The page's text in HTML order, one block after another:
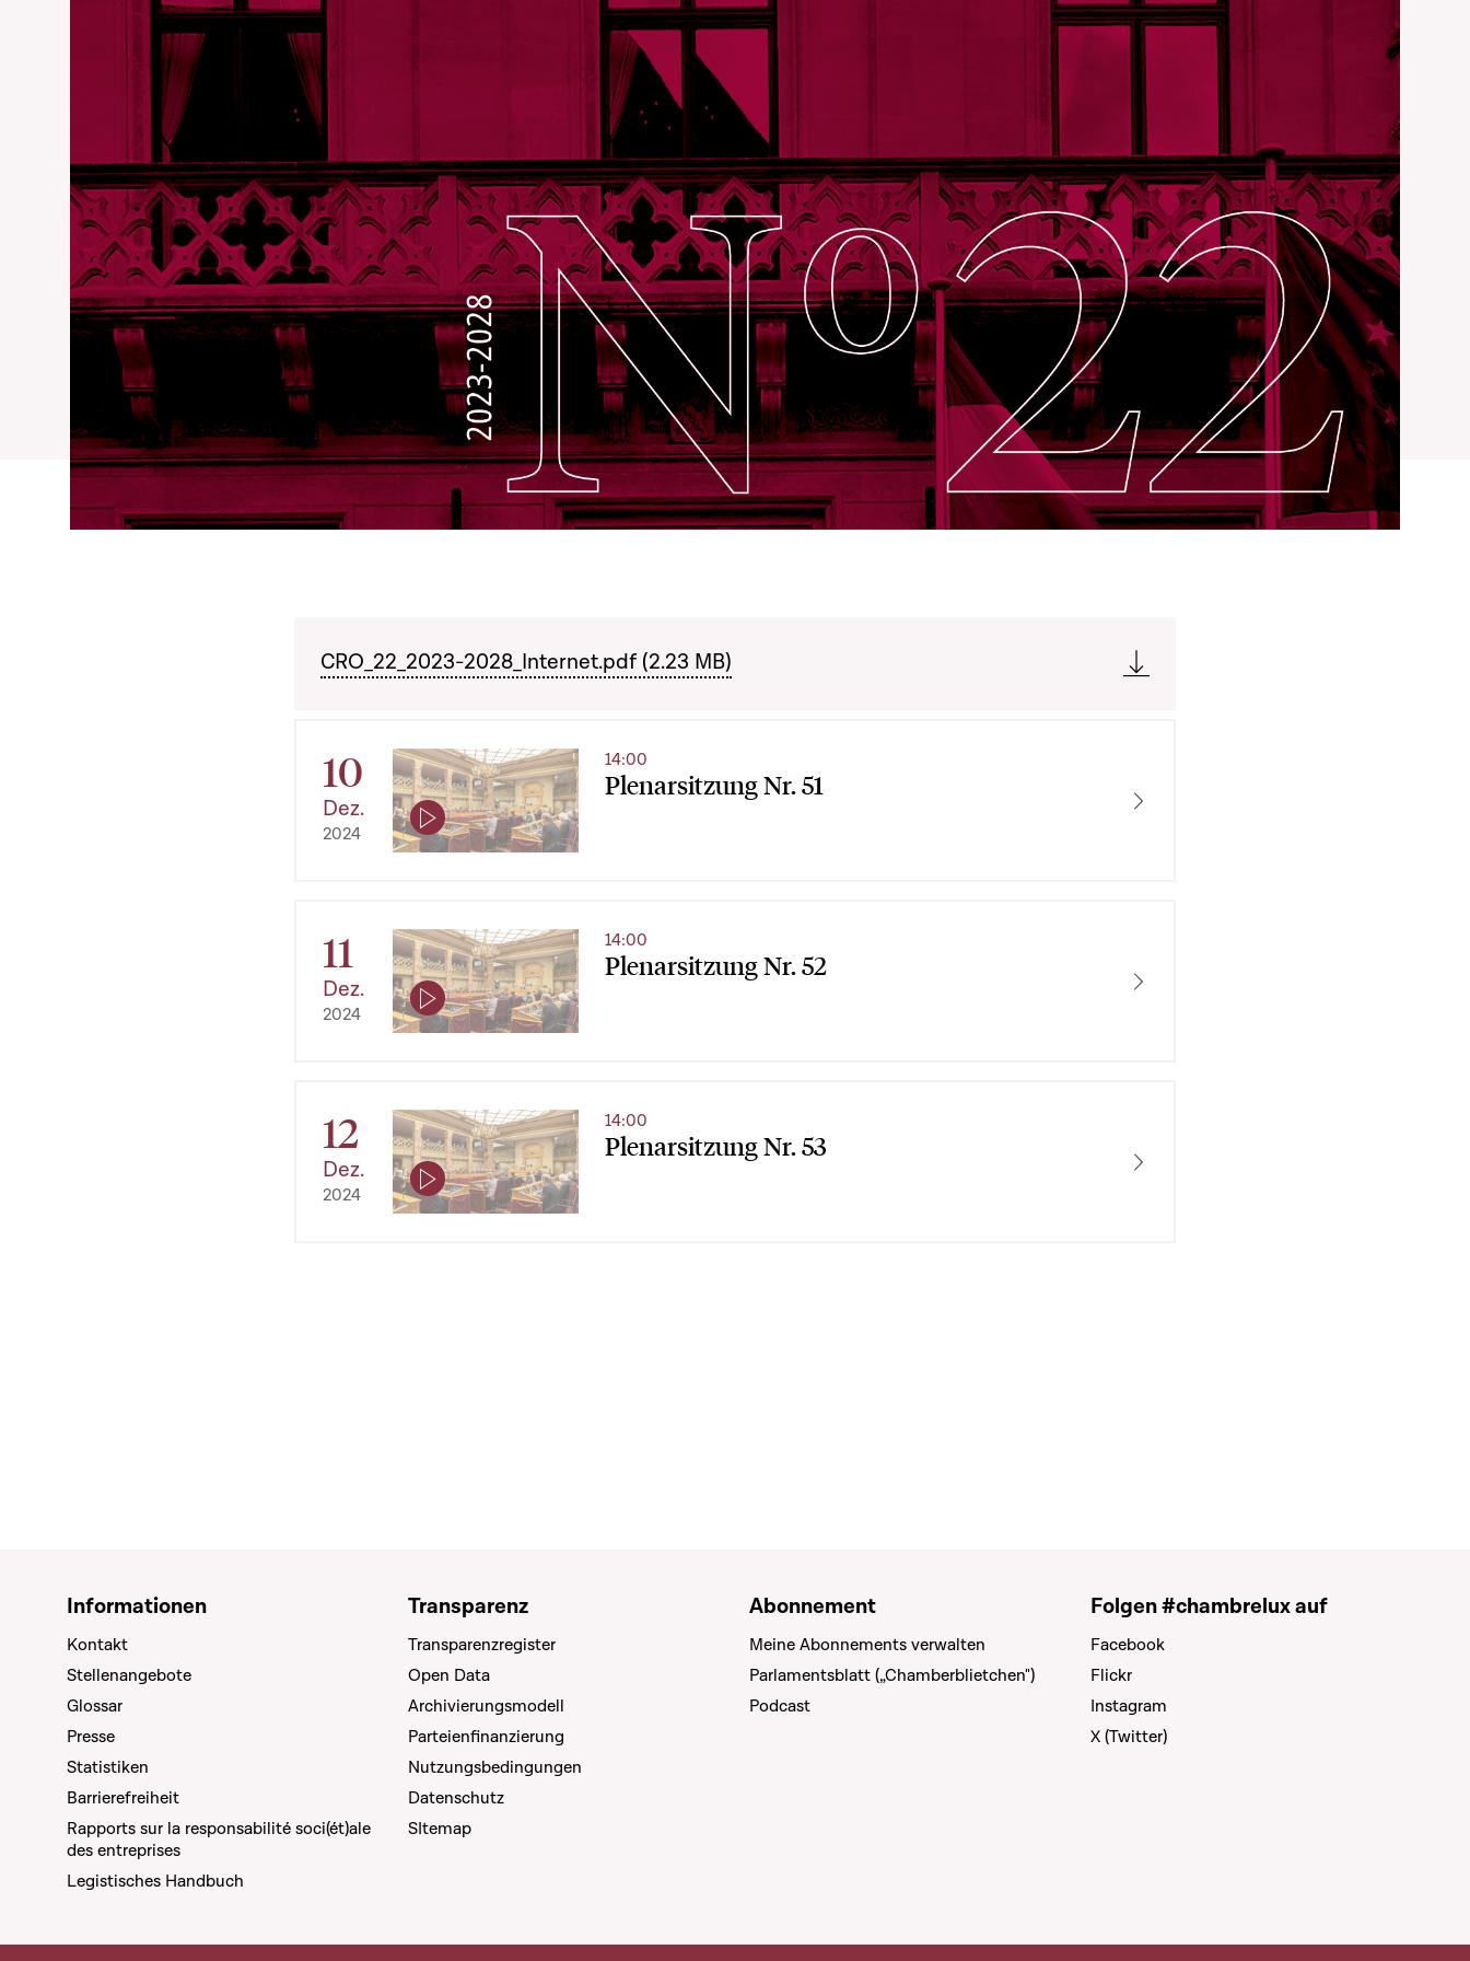
CRO_22_2023-2028_Internet.pdf (2.23 MB)
10
Dez.
2024
Plenarsitzung Nr. 51
14:00
11
Dez.
2024
Plenarsitzung Nr. 52
14:00
12
Dez.
2024
Plenarsitzung Nr. 53
14:00
Informationen
Kontakt
Stellenangebote
Glossar
Presse
Statistiken
Barrierefreiheit
Rapports sur la responsabilité soci(ét)ale
des entreprises
Legistisches Handbuch
Transparenz
Transparenzregister
Open Data
Archivierungsmodell
Parteienfinanzierung
Nutzungsbedingungen
Datenschutz
SItemap
Abonnement
Meine Abonnements verwalten
Parlamentsblatt („Chamberblietchen")
Podcast
Folgen #chambrelux auf
Facebook
Flickr
Instagram
X (Twitter)